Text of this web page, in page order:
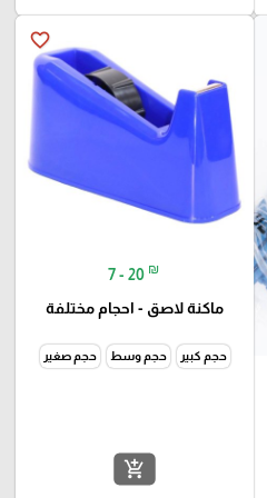
favorite_border
7 - 20 ₪
ماكنة لاصق - احجام مختلفة
حجم كبير حجم وسط حجم صغير
add_shopping_cart